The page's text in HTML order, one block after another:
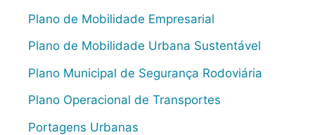
Plano de Mobilidade Empresarial
Plano de Mobilidade Urbana Sustentável
Plano Municipal de Segurança Rodoviária
Plano Operacional de Transportes
Portagens Urbanas